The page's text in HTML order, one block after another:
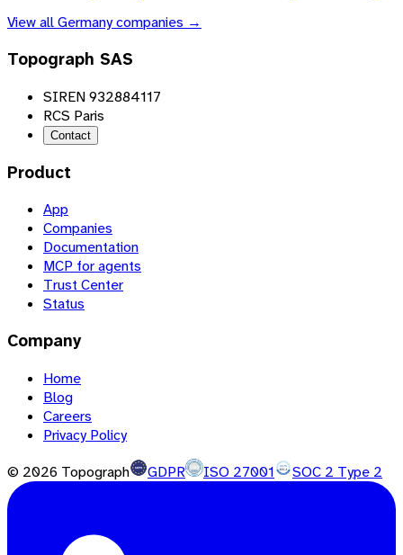
View allGermanycompanies →
Topograph SAS
SIREN 932884117
RCS Paris
Contact
Product
App
Companies
Documentation
MCP for agents
Trust Center
Status
Company
Home
Blog
Careers
Privacy Policy
© 2026 Topograph GDPR ISO 27001 SOC 2 Type 2